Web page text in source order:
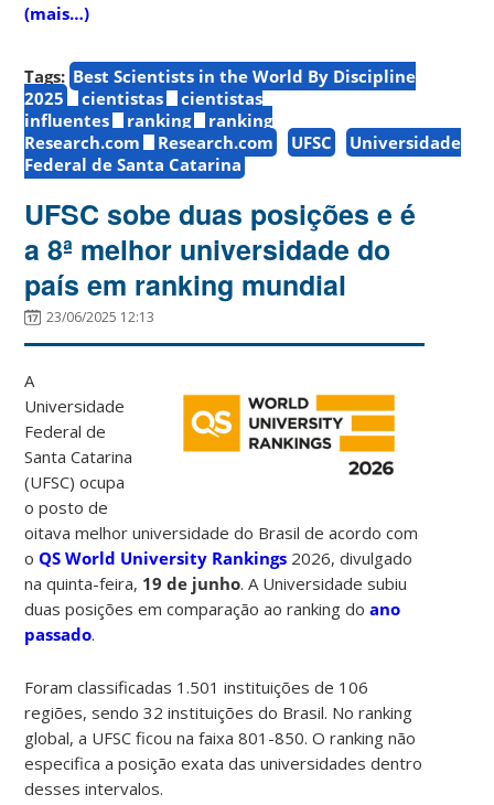
(mais…)
Tags: Best Scientists in the World By Discipline
2025
cientistas
cientistas
influentes
ranking
ranking
Research.com
Research.com UFSC
Universidade
Federal de Santa Catarina
UFSC sobe duas posições e é
a 8ª melhor universidade do
país em ranking mundial
23/06/2025 12:13
A
Universidade
Federal de
Santa Catarina
(UFSC) ocupa
o posto de
oitava melhor universidade do Brasil de acordo com
oQS World University Rankings 2026, divulgado
na quinta-feira, 19 de junho. A Universidade subiu
duas posições em comparação ao ranking doano
passado.
Foram classificadas 1.501 instituições de 106
regiões, sendo 32 instituições do Brasil. No ranking
global, a UFSC ficou na faixa 801-850. O ranking não
especifica a posição exata das universidades dentro
desses intervalos.